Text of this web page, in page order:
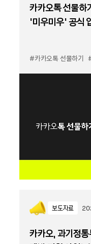
카카오톡 선물하
'미우미우' 공식
#카카오톡 선물하기
보도자료
카카오, 과기정